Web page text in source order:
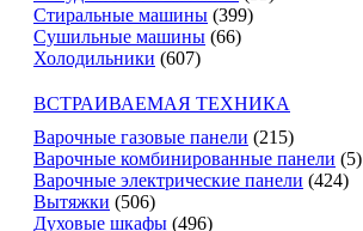
Стиральные машины (399)
Сушильные машины (66)
Холодильники (607)
ВСТРАИВАЕМАЯ ТЕХНИКА
Варочные газовые панели (215)
Варочные комбинированные панели (5)
Варочные электрические панели (424)
Вытяжки (506)
Духовые шкафы (496)